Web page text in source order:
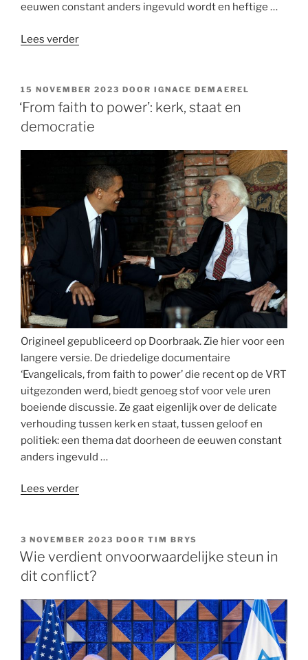
eeuwen constant anders ingevuld wordt en heftige …
Lees verder“Over
scheiding
van
kerk
staat
bedreiging
voor
democratie”
GEPLAATST
OP
15 NOVEMBER 2023 DOOR IGNACE DEMAEREL
‘From faith to power’: kerk, staat en
democratie
Origineel gepubliceerd op Doorbraak. Zie hier voor een
langere versie. De driedelige documentaire
‘Evangelicals, from faith to power’ die recent op de VRT
uitgezonden werd, biedt genoeg stof voor vele uren
boeiende discussie. Ze gaat eigenlijk over de delicate
verhouding tussen kerk en staat, tussen geloof en
politiek: een thema dat doorheen de eeuwen constant
anders ingevuld …
Lees verder“‘From
power’:
kerk,
staat
democratie”
GEPLAATST
OP
3 NOVEMBER 2023 DOOR TIM BRYS
Wie verdient onvoorwaardelijke steun in
dit conflict?